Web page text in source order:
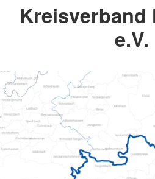
Kreisverband
e.V.